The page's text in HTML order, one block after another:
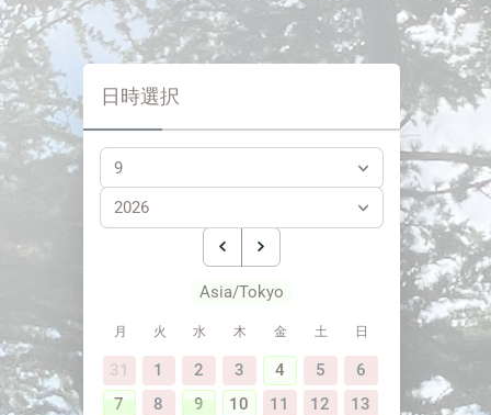
日時選択
9
2026
Asia/Tokyo
月 火 水 木 金 土 日
31 1 2 3 4 5
6
7
8 9 10 11 12
13